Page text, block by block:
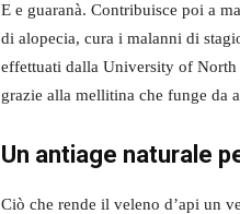
E e guaranà. Contribuisce poi a
di alopecia, cura i malanni di
effettuati dalla University of North
grazie alla mellitina che funge da
Un antiage naturale
Ciò che rende il veleno d’api un